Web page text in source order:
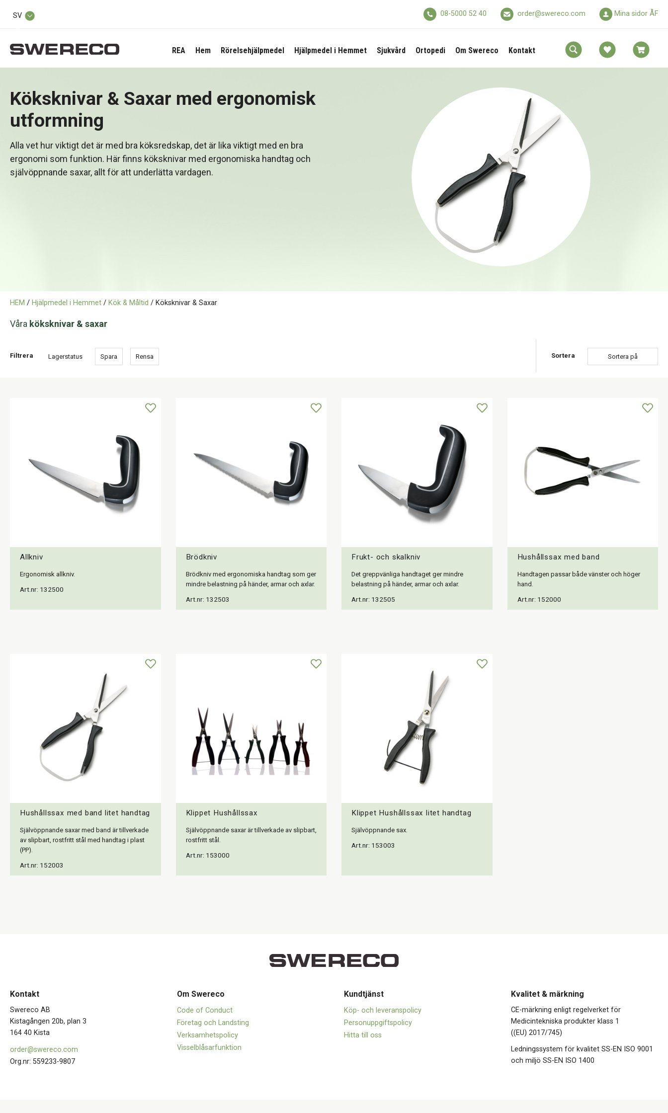
SV 08-5000 52 40 order@swereco.com Mina sidor ÅF
REA Hem Rörelsehjälpmedel Hjälpmedel i Hemmet Sjukvård Ortopedi Om Swereco Kontakt
Köksknivar & Saxar med ergonomisk
utformning
Alla vet hur viktigt det är med bra köksredskap, det är lika viktigt med en bra
ergonomi som funktion. Här finns köksknivar med ergonomiska handtag och
självöppnande saxar, allt för att underlätta vardagen.
HEM / Hjälpmedel i Hemmet / Kök & Måltid / Köksknivar & Saxar
Våra köksknivar & saxar
Filtrera Lagerstatus Spara Rensa Sortera Sortera på
Allkniv
Ergonomisk allkniv.
Art.nr: 132500
Brödkniv
Brödkniv med ergonomiska handtag som ger
mindre belastning på händer, armar och axlar.
Art.nr: 132503
Frukt- och skalkniv
Det greppvänliga handtaget ger mindre
belastning på händer, armar och axlar.
Art.nr: 132505
Hushållssax med band
Handtagen passar både vänster och höger
hand.
Art.nr: 152000
Hushållssax med band litet handtag
Självöppnande saxar med band är tillverkade
av slipbart, rostfritt stål med handtag i plast
(PP).
Art.nr: 152003
Klippet Hushållssax
Självöppnande saxar är tillverkade av slipbart,
rostfritt stål.
Art.nr: 153000
Klippet Hushållssax litet handtag
Självöppnande sax.
Art.nr: 153003
Kontakt
Swereco AB
Kistagången 20b, plan 3
164 40 Kista
order@swereco.com
Org.nr: 559233-9807
Om Swereco
Code of Conduct
Företag och Landsting
Verksamhetspolicy
Visselblåsarfunktion
Kundtjänst
Köp- och leveranspolicy
Personuppgiftspolicy
Hitta till oss
Kvalitet & märkning
CE-märkning enligt regelverket för
Medicintekniska produkter klass 1
((EU) 2017/745)
Ledningssystem för kvalitet SS-EN ISO 9001
och miljö SS-EN ISO 1400